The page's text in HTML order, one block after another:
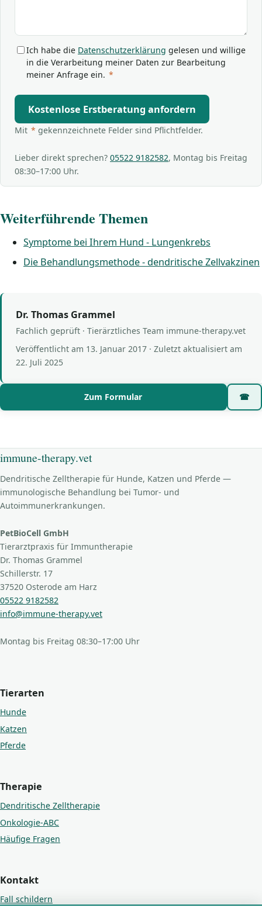
Ich habe die Datenschutzerklärung gelesen und willige
in die Verarbeitung meiner Daten zur Bearbeitung
meiner Anfrage ein. *
Kostenlose Erstberatung anfordern
Mit * gekennzeichnete Felder sind Pflichtfelder.
Lieber direkt sprechen? 05522 9182582, Montag bis Freitag
08:30–17:00 Uhr.
Weiterführende Themen
Symptome bei Ihrem Hund - Lungenkrebs
Die Behandlungsmethode - dendritische Zellvakzinen
Dr. Thomas Grammel
Fachlich geprüft · Tierärztliches Team immune-therapy.vet
Veröffentlicht am 13. Januar 2017 · Zuletzt aktualisiert am
22. Juli 2025
Zum Formular ☎
immune-therapy.vet
Dendritische Zelltherapie für Hunde, Katzen und Pferde —
immunologische Behandlung bei Tumor- und
Autoimmunerkrankungen.
PetBioCell GmbH
Tierarztpraxis für Immuntherapie
Dr. Thomas Grammel
Schillerstr. 17
37520 Osterode am Harz
05522 9182582
info@immune-therapy.vet
Montag bis Freitag 08:30–17:00 Uhr
Tierarten
Hunde
Katzen
Pferde
Therapie
Dendritische Zelltherapie
Onkologie-ABC
Häufige Fragen
Kontakt
Fall schildern